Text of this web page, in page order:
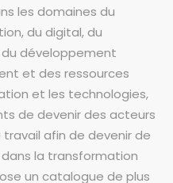
les domaines du
du digital, du
développement
et des ressources
et les technologies,
de devenir des acteurs
afin de devenir de
la transformation
un catalogue de plus